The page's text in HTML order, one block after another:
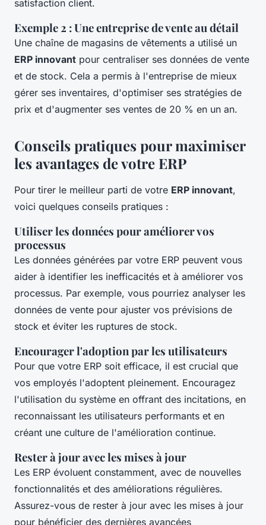
satisfaction client.
Exemple 2 : Une entreprise de vente au détail
Une chaîne de magasins de vêtements a utilisé un
ERP innovant pour centraliser ses données de vente
et de stock. Cela a permis à l'entreprise de mieux
gérer ses inventaires, d'optimiser ses stratégies de
prix et d'augmenter ses ventes de 20 % en un an.
Conseils pratiques pour maximiser
les avantages de votre ERP
Pour tirer le meilleur parti de votre ERP innovant,
voici quelques conseils pratiques :
Utiliser les données pour améliorer vos
processus
Les données générées par votre ERP peuvent vous
aider à identifier les inefficacités et à améliorer vos
processus. Par exemple, vous pourriez analyser les
données de vente pour ajuster vos prévisions de
stock et éviter les ruptures de stock.
Encourager l'adoption par les utilisateurs
Pour que votre ERP soit efficace, il est crucial que
vos employés l'adoptent pleinement. Encouragez
l'utilisation du système en offrant des incitations, en
reconnaissant les utilisateurs performants et en
créant une culture de l'amélioration continue.
Rester à jour avec les mises à jour
Les ERP évoluent constamment, avec de nouvelles
fonctionnalités et des améliorations régulières.
Assurez-vous de rester à jour avec les mises à jour
pour bénéficier des dernières avancées